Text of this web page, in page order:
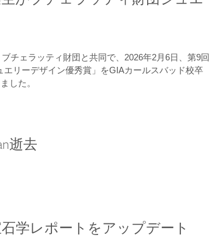
チェラッティ財団と共同で、2026年2月6日、第9回
エリーデザイン優秀賞」をGIAカールスバッド校卒
した。
逝去
学レポートをアップデート